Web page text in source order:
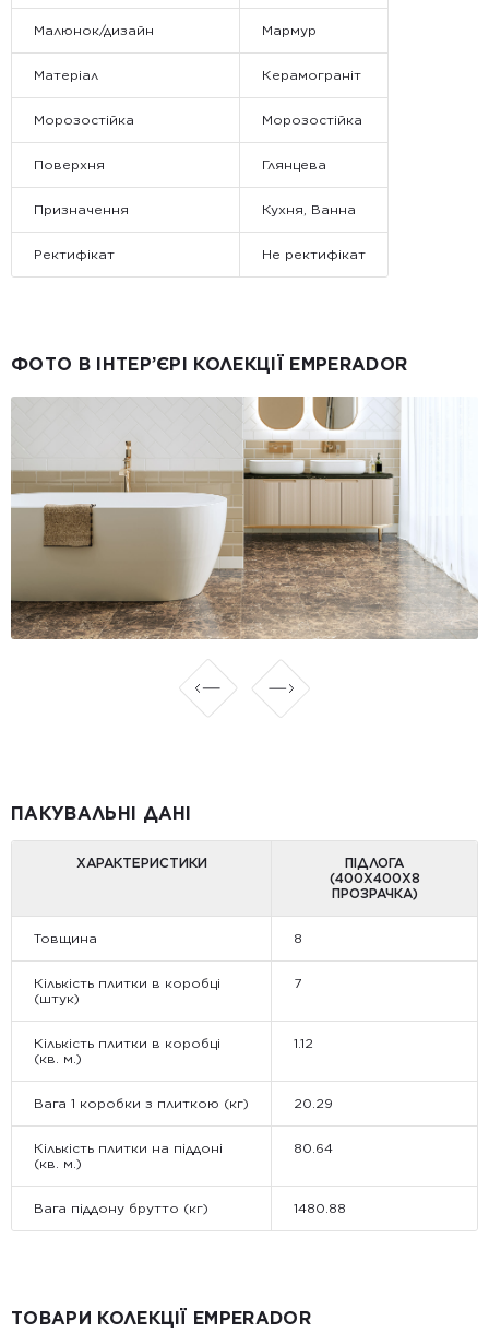
Малюнок/дизайн Мармур
Матеріал Керамограніт
Морозостійка Морозостійка
Поверхня Глянцева
Призначення Кухня, Ванна
Ректифікат Не ректифікат
ФОТО В ІНТЕР’ЄРІ КОЛЕКЦІЇ EMPERADOR
ПАКУВАЛЬНІ ДАНІ
ХАРАКТЕРИСТИКИ
ПІДЛОГА
(400Х400Х8
ПРОЗРАЧКА)
Товщина 8
Кількість плитки в коробці
(штук)
7
Кількість плитки в коробці
(кв. м.)
1.12
Вага 1 коробки з плиткою (кг) 20.29
Кількість плитки на піддоні
(кв. м.)
80.64
Вага піддону брутто (кг) 1480.88
ТОВАРИ КОЛЕКЦІЇ EMPERADOR